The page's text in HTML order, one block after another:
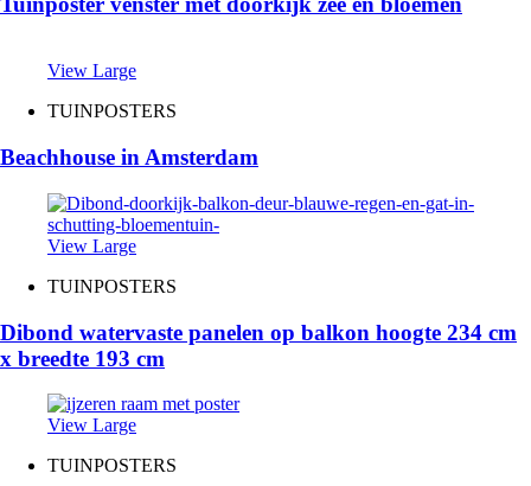
View Large
TUINPOSTERS
Beachhouse in Amsterdam
View Large
TUINPOSTERS
Dibond watervaste panelen op balkon hoogte 234 cm
x breedte 193 cm
View Large
TUINPOSTERS